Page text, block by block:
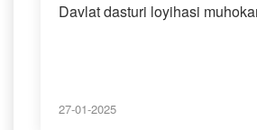
Davlat dasturi loyihasi
27-01-2025